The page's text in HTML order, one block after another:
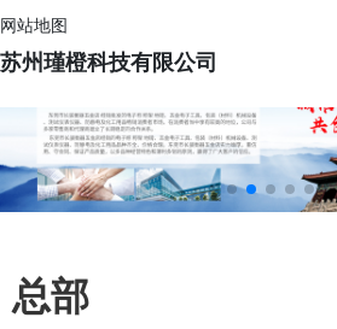
网站地图
苏州瑾橙科技有限公司
总部